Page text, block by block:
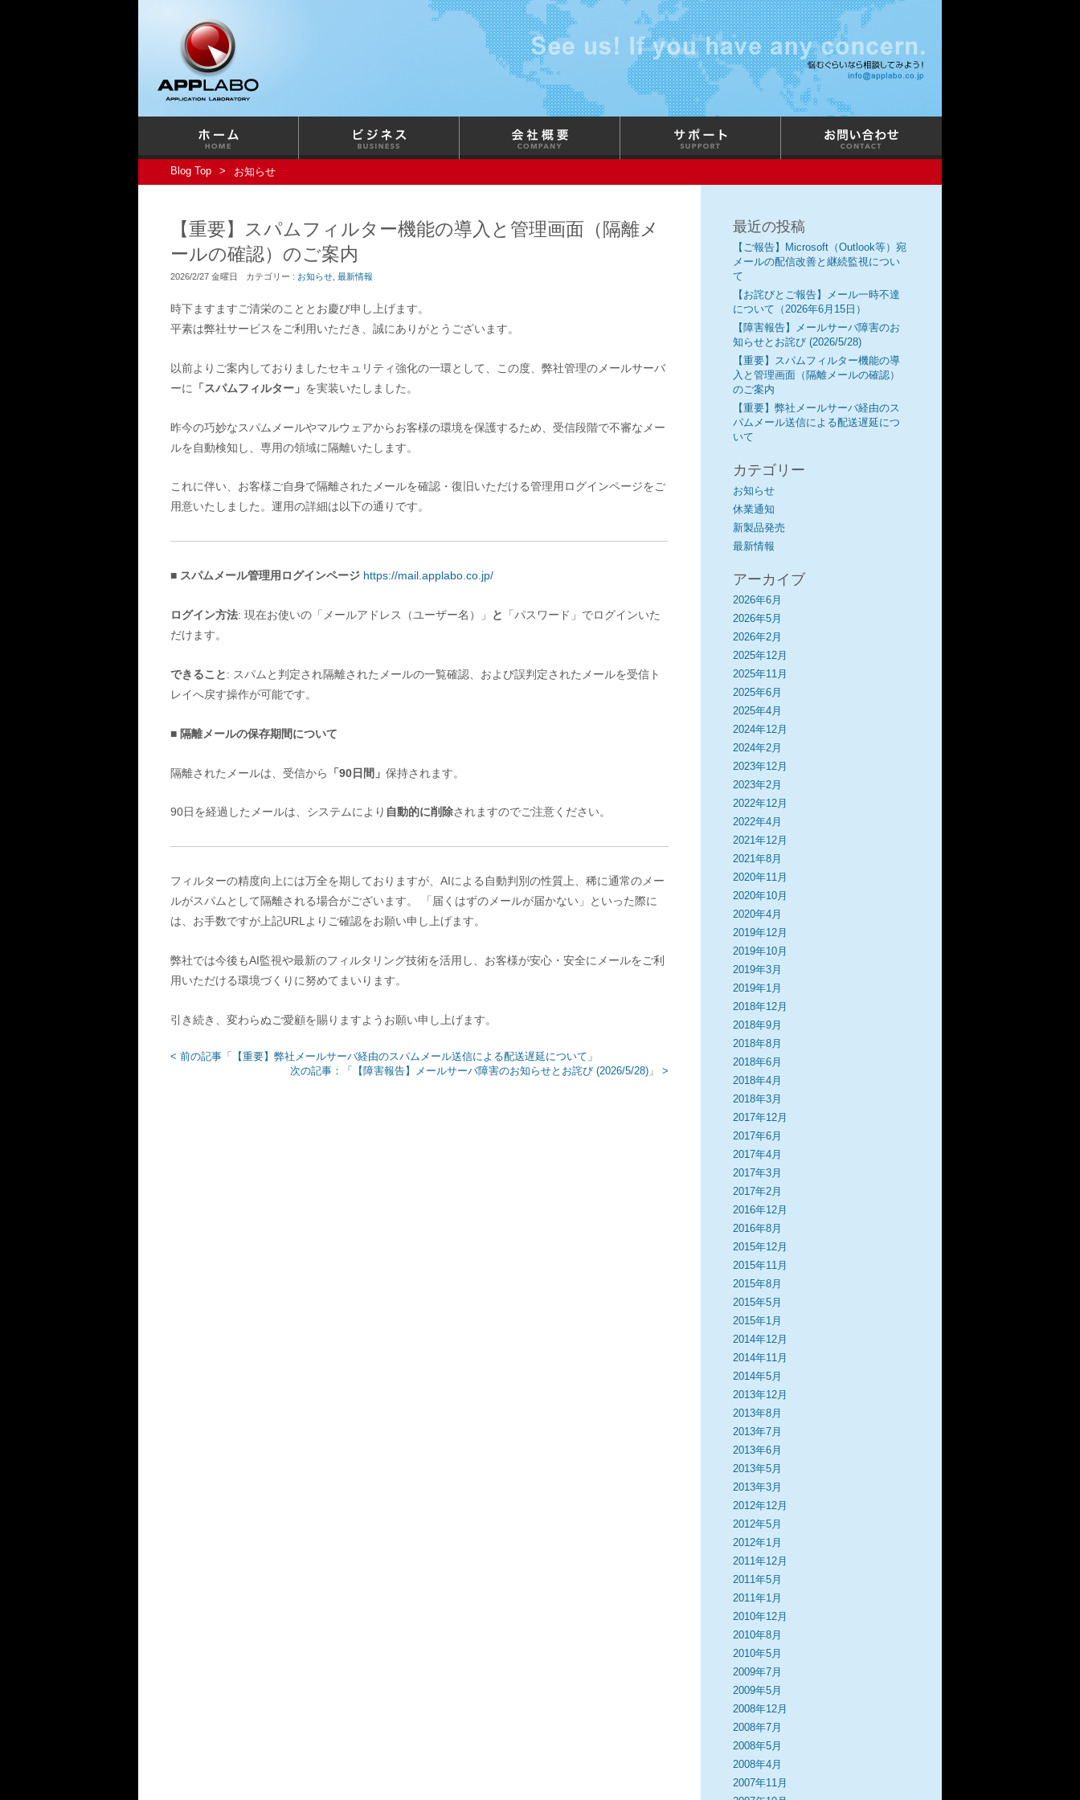
Blog Top お知らせ
【重要】スパムフィルター機能の導入と管理画面（隔離メ
ールの確認）のご案内
2026/2/27 金曜日 カテゴリー : お知らせ 最新情報
時下ますますご清栄のこととお慶び申し上げます。
平素は弊社サービスをご利用いただき、誠にありがとうございます。
以前よりご案内しておりましたセキュリティ強化の一環として、この度、弊社管理のメールサーバ
ーに
「スパムフィルター」 を実装いたしました。
昨今の巧妙なスパムメールやマルウェアからお客様の環境を保護するため、受信段階で不審なメー
ルを自動検知し、専用の領域に隔離いたします。
これに伴い、お客様ご自身で隔離されたメールを確認・復旧いただける管理用ログインページをご
用意いたしました。運用の詳細は以下の通りです。
■ スパムメール管理用ログインページ https://mail.applabo.co.jp/
ログイン方法: 現在お使いの「メールアドレス（ユーザー名）」 と
「パスワード」でログインいた
だけます。
できること: スパムと判定され隔離されたメールの一覧確認、および誤判定されたメールを受信ト
レイへ戻す操作が可能です。
■ 隔離メールの保存期間について
隔離されたメールは、受信から 「90日間」 保持されます。
90日を経過したメールは、システムにより 自動的に削除されますのでご注意ください。
フィルターの精度向上には万全を期しておりますが、AIによる自動判別の性質上、稀に通常のメー
ルがスパムとして隔離される場合がございます。 「届くはずのメールが届かない」といった際に
は、お手数ですが上記URLよりご確認をお願い申し上げます。
弊社では今後もAI監視や最新のフィルタリング技術を活用し、お客様が安心・安全にメールをご利
用いただける環境づくりに努めてまいります。
引き続き、変わらぬご愛顧を賜りますようお願い申し上げます。
< 前の記事「【重要】弊社メールサーバ経由のスパムメール送信による配送遅延について」
次の記事：「【障害報告】メールサーバ障害のお知らせとお詫び (2026/5/28)」 >
最近の投稿
【ご報告】Microsoft（Outlook等）宛
メールの配信改善と継続監視につい
て
【お詫びとご報告】メール一時不達
について（2026年6月15日）
【障害報告】メールサーバ障害のお
知らせとお詫び (2026/5/28)
【重要】スパムフィルター機能の導
入と管理画面（隔離メールの確認）
のご案内
【重要】弊社メールサーバ経由のス
パムメール送信による配送遅延につ
いて
カテゴリー
お知らせ
休業通知
新製品発売
最新情報
アーカイブ
2026年6月
2026年5月
2026年2月
2025年12月
2025年11月
2025年6月
2025年4月
2024年12月
2024年2月
2023年12月
2023年2月
2022年12月
2022年4月
2021年12月
2021年8月
2020年11月
2020年10月
2020年4月
2019年12月
2019年10月
2019年3月
2019年1月
2018年12月
2018年9月
2018年8月
2018年6月
2018年4月
2018年3月
2017年12月
2017年6月
2017年4月
2017年3月
2017年2月
2016年12月
2016年8月
2015年12月
2015年11月
2015年8月
2015年5月
2015年1月
2014年12月
2014年11月
2014年5月
2013年12月
2013年8月
2013年7月
2013年6月
2013年5月
2013年3月
2012年12月
2012年5月
2012年1月
2011年12月
2011年5月
2011年1月
2010年12月
2010年8月
2010年5月
2009年7月
2009年5月
2008年12月
2008年7月
2008年5月
2008年4月
2007年11月